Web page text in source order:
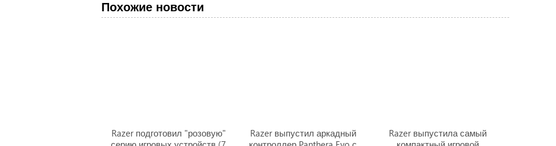
Похожие новости
Razer подготовил "розовую"
Razer выпустил аркадный
Razer выпустила самый